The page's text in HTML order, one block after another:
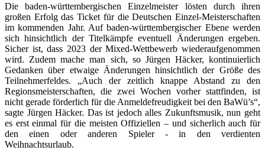
Die baden-württembergischen Einzelmeister lösten durch ihren
großen Erfolg das Ticket für die Deutschen Einzel-Meisterschaften
im kommenden Jahr. Auf baden-württembergischer Ebene werden
sich hinsichtlich der Titelkämpfe eventuell Änderungen ergeben.
Sicher ist, dass 2023 der Mixed-Wettbewerb wiederaufgenommen
wird. Zudem mache man sich, so Jürgen Häcker, kontinuierlich
Gedanken über etwaige Änderungen hinsichtlich der Größe des
Teilnehmerfeldes. „Auch der zeitlich knappe Abstand zu den
Regionsmeisterschaften, die zwei Wochen vorher stattfinden, ist
nicht gerade förderlich für die Anmeldefreudigkeit bei den BaWü’s“,
sagte Jürgen Häcker. Das ist jedoch alles Zukunftsmusik, nun geht
es erst einmal für die meisten Offiziellen – und sicherlich auch für
den einen oder anderen Spieler - in den verdienten
Weihnachtsurlaub.